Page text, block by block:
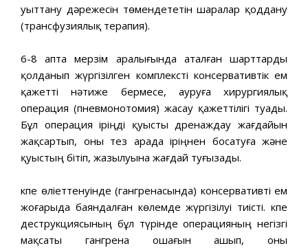
уыттану дәрежесін төмендететін шаралар қоддану
(трансфузиялық терапия).
6-8 апта мерзім аралығында аталған шарттарды
қолданып жүргізілген комплексті консервативтік ем
қажетті нәтиже бермесе, ауруға хирургиялық
операция (пневмонотомия) жасау қажеттілігі туады.
Бұл операция іріңді қуысты дренаждау жағдайын
жақсартып, оны тез арада іріңнен босатуға және
қуыстың бітіп, жазылуына жағдай туғызады.
Өкпе өліеттенуінде (гангренасында) консервативті ем
жоғарыда баяндалған көлемде жүргізілуі тиісті. Өкпе
деструкциясының бұл түрінде операцияның негізгі
мақсаты гангрена ошағын ашып, оны